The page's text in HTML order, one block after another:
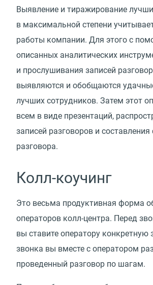
Выявление и тиражирование
в максимальной степени
работы компании. Для этого с
описанных аналитических
и прослушивания записей
выявляются и обобщаются
лучших сотрудников. Затем этот
всем в виде презентаций,
записей разговоров и составления
разговора.
Колл-коучинг
Это весьма продуктивная форма
операторов колл-центра. Перед
вы ставите оператору конкретную
звонка вы вместе с оператором
проведенный разговор по шагам.